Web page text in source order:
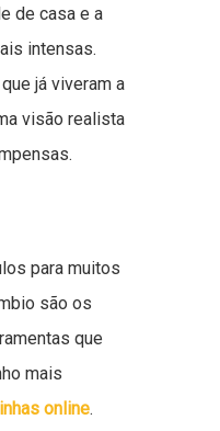
de casa e a
intensas.
já viveram a
visão realista
para muitos
são os
que
mais
online.